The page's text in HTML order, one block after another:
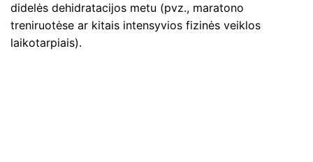
didelės dehidratacijos metu (pvz., maratono
treniruotėse ar kitais intensyvios fizinės veiklos
laikotarpiais).